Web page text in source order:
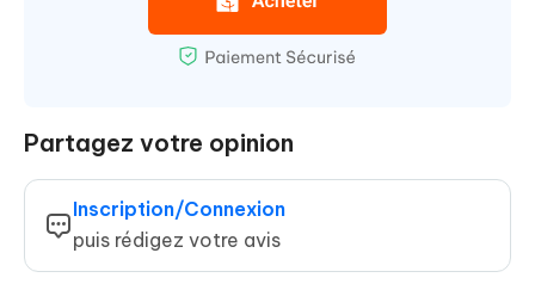
Partagez votre opinion
Inscription/Connexion
puis rédigez votre avis